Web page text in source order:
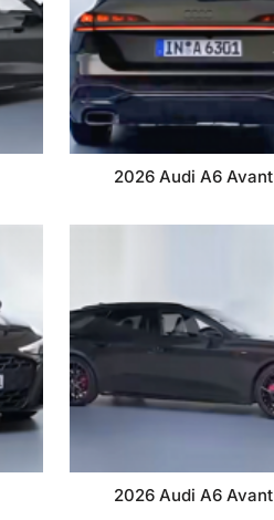
2026 Audi A6 Avant
2026 Audi A6 Avant